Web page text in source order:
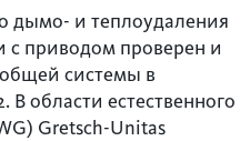
дымо- и теплоудаления
с приводом проверен и
системы в
В области естественного
Gretsch-Unitas